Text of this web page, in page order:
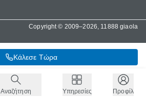
Κάλεσε Τώρα
Copyright © 2009–2026, 11888 giaola
Αναζήτηση Υπηρεσίες Προφίλ